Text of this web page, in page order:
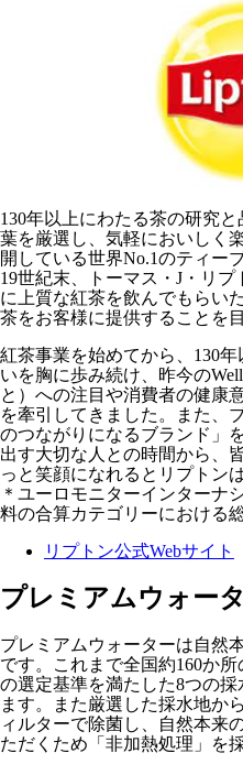
130年以上にわたる茶の研究
葉を厳選し、気軽においしく
開している世界No.1のティー
19世紀末、トーマス・J・リ
に上質な紅茶を飲んでもらい
茶をお客様に提供することを
紅茶事業を始めてから、130
いを胸に歩み続け、昨今の
と）への注目や消費者の健康
を牽引してきました。また、
のつながりになるブランド」
出す大切な人との時間から、
っと笑顔になれるとリプトン
＊ユーロモニターインターナ
料の合算カテゴリーにおける
リプトン公式Webサイト
プレミアムウォー
プレミアムウォーターは自然
です。これまで全国約160か
の選定基準を満たした8つの
ます。また厳選した採水地か
ィルターで除菌し、自然本来
ただくため「非加熱処理」を